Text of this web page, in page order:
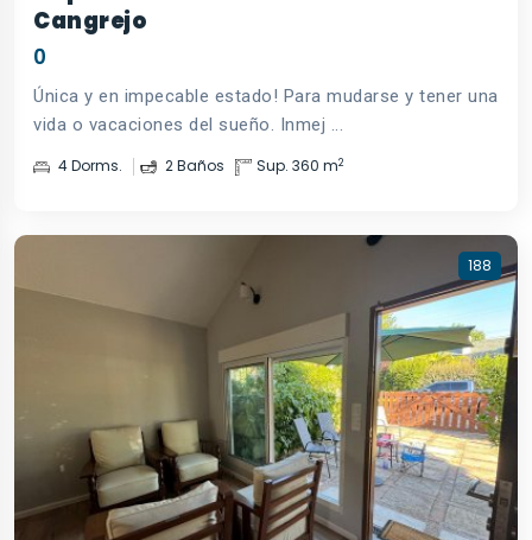
Cangrejo
0
Única y en impecable estado! Para mudarse y tener una
vida o vacaciones del sueño. Inmej ...
4 Dorms. 2 Baños Sup. 360 m2
188